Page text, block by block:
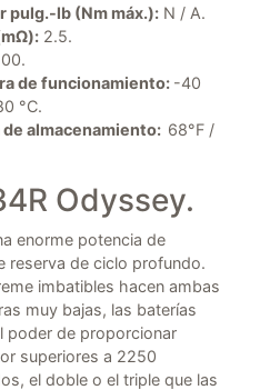
pulg.-lb (Nm máx.): N / A.
2.5.
de funcionamiento: -40
°C.
almacenamiento: 68°F /
Odyssey.
enorme potencia de
reserva de ciclo profundo.
imbatibles hacen ambas
muy bajas, las baterías
poder de proporcionar
superiores a 2250
el doble o el triple que las